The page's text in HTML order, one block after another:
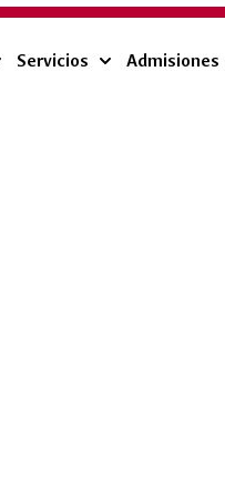
Servicios Admisiones